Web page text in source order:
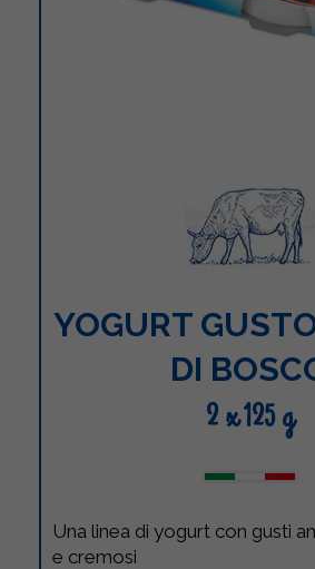
YOGURT
DI
2 x 125 g
Una linea di yogurt con gusti
e cremosi